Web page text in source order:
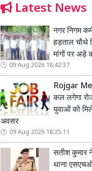
Latest News
नगर निगम
हड़ताल चौथे
मांगों पर अड़े
09 Aug 2026 18:42:37
Rojgar
कल लगेगा
युवाओं को
अवसर
09 Aug 2026 18:25:11
सतीश कुमार
थाना एसएचओ